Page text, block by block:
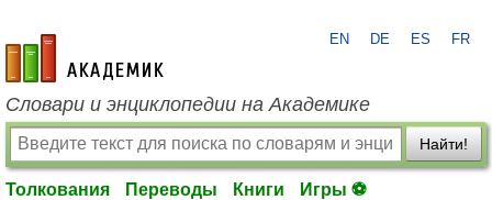
academic.ru
EN DE ES FR
Словари и энциклопедии на Академике
Найти!
Толкования Переводы Книги Игры ⚽